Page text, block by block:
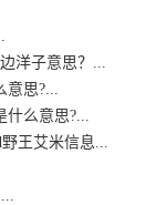
洋子意思？...
意思?...
什么意思?...
王艾米信息...